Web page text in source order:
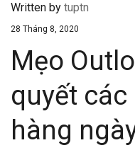
Written by tuptn
28 Tháng 8, 2020
Mẹo
quyết
hàng